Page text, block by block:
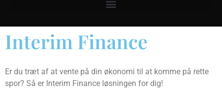
Interim Finance
Er du træt af at vente på din økonomi til at komme på rette
spor? Så er Interim Finance løsningen for dig!